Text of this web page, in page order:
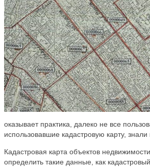
оказывает практика, далеко не все
использовавшие кадастровую карту,
Кадастровая карта объектов
определить такие данные, как